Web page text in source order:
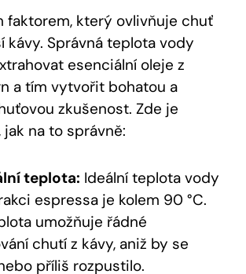
faktorem, který ovlivňuje chuť
kávy. Správná teplota vody
esenciální oleje z
a tím vytvořit bohatou a
zkušenost. Zde je
na to správně:
teplota: Ideální teplota vody
espressa je kolem 90 °C.
umožňuje řádné
chutí z kávy, aniž by se
příliš rozpustilo.